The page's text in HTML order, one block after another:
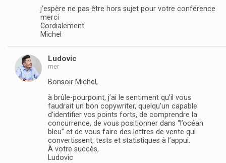
j’espère ne pas être hors sujet pour votre conférence
merci
Cordialement
Michel
Ludovic
mer
Bonsoir Michel,
à brûle-pourpoint, j’ai le sentiment qu’il vous
faudrait un bon copywriter, quelqu’un capable
d’identifier vos points forts, de comprendre la
concurrence, de vous positionner dans “l’océan
bleu” et de vous faire des lettres de vente qui
convertissent, tests et statistiques à l’appui.
À votre succès,
Ludovic